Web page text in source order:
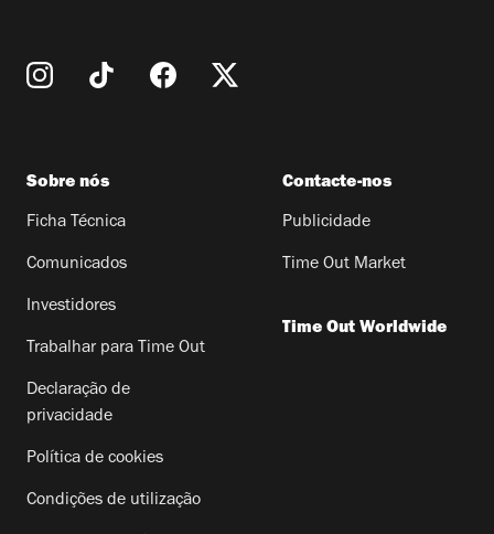
Sobre nós
Ficha Técnica
Comunicados
Investidores
Trabalhar para Time Out
Declaração de
privacidade
Política de cookies
Condições de utilização
Contacte-nos
Publicidade
Time Out Market
Time Out Worldwide